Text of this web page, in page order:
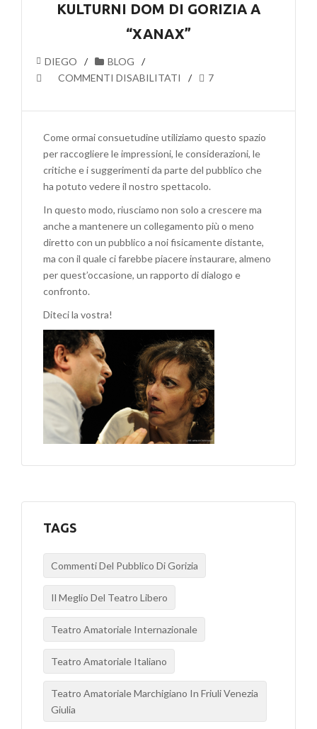
KULTURNI DOM DI GORIZIA A
“XANAX”
DIEGO
BLOG
COMMENTI DISABILITATI
SU
DEL
DEL
KULTURNI
DOM
DI
GORIZIA
A
“XANAX”
7
Come ormai consuetudine utiliziamo questo spazio
per raccogliere le impressioni, le considerazioni, le
critiche e i suggerimenti da parte del pubblico che
ha potuto vedere il nostro spettacolo.
In questo modo, riusciamo non solo a crescere ma
anche a mantenere un collegamento più o meno
diretto con un pubblico a noi fisicamente distante,
ma con il quale ci farebbe piacere instaurare, almeno
per quest’occasione, un rapporto di dialogo e
confronto.
Diteci la vostra!
TAGS
Commenti Del Pubblico Di Gorizia
Il Meglio Del Teatro Libero
Teatro Amatoriale Internazionale
Teatro Amatoriale Italiano
Teatro Amatoriale Marchigiano In Friuli Venezia
Giulia